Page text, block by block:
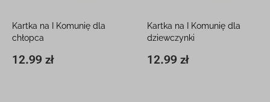
Kartka na I Komunię dla
chłopca
12.99 zł
15 x 15 cm
Kartka na I Komunię dla
dziewczynki
12.99 zł
15 x 15 cm